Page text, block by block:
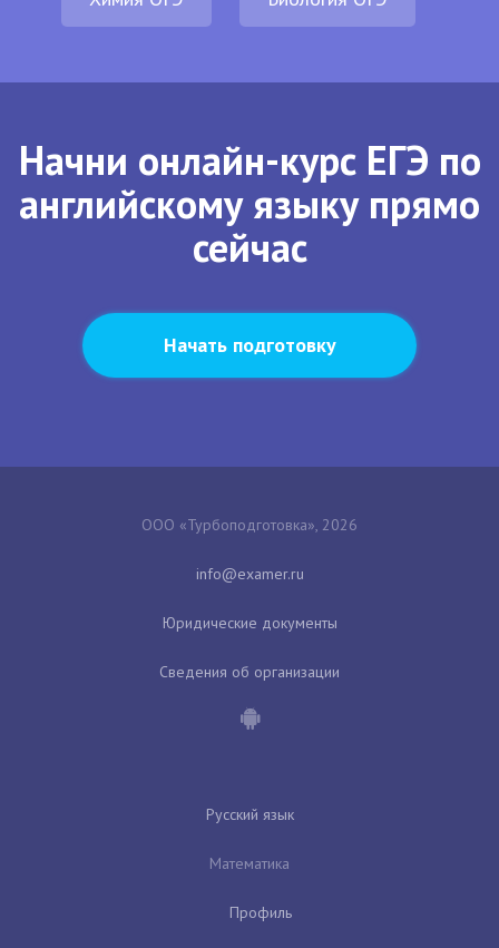
Начни онлайн-курс ЕГЭ по
английскому языку прямо
сейчас
Начать подготовку
ООО «Турбоподготовка», 2026
Юридические документы
Сведения об организации
Русский язык
Математика
Профиль